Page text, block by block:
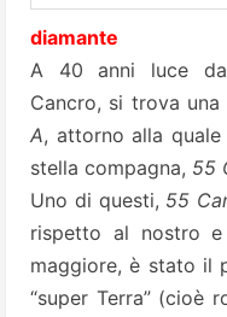
diamante
A 40 anni luce da
Cancro, si trova
A, attorno alla
stella compagna, 55
Uno di questi, 55
rispetto al nostro
maggiore, è stato il
“super Terra” (cioè